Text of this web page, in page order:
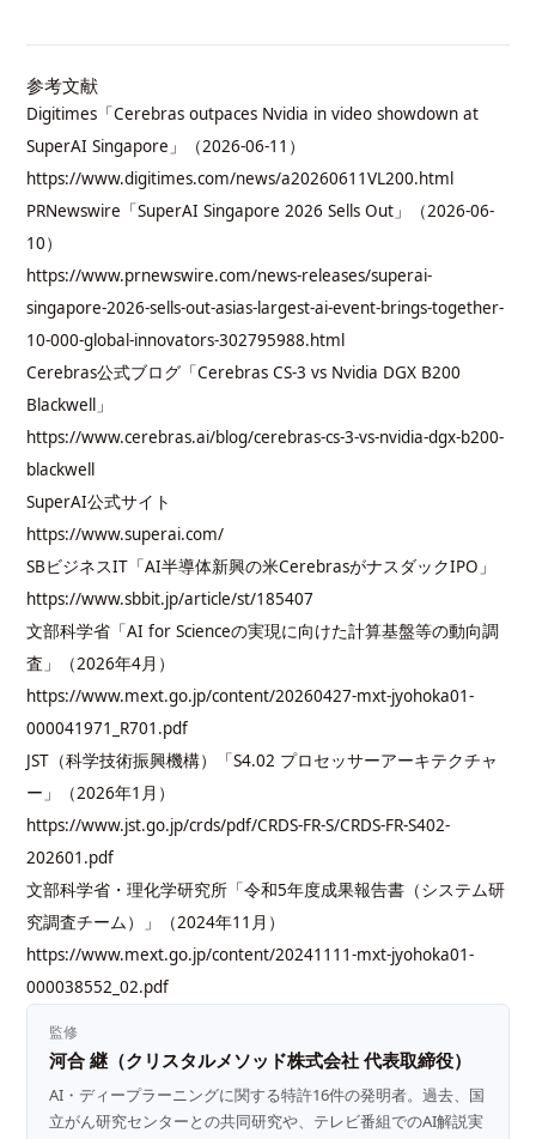
参考文献
Digitimes「Cerebras outpaces Nvidia in video showdown at
SuperAI Singapore」（2026-06-11）
https://www.digitimes.com/news/a20260611VL200.html
PRNewswire「SuperAI Singapore 2026 Sells Out」（2026-06-
10）
https://www.prnewswire.com/news-releases/superai-
singapore-2026-sells-out-asias-largest-ai-event-brings-together-
10-000-global-innovators-302795988.html
Cerebras公式ブログ「Cerebras CS-3 vs Nvidia DGX B200
Blackwell」
https://www.cerebras.ai/blog/cerebras-cs-3-vs-nvidia-dgx-b200-
blackwell
SuperAI公式サイト
https://www.superai.com/
SBビジネスIT「AI半導体新興の米CerebrasがナスダックIPO」
https://www.sbbit.jp/article/st/185407
文部科学省「AI for Scienceの実現に向けた計算基盤等の動向調
査」（2026年4月）
https://www.mext.go.jp/content/20260427-mxt-jyohoka01-
000041971_R701.pdf
JST（科学技術振興機構）「S4.02 プロセッサーアーキテクチャ
ー」（2026年1月）
https://www.jst.go.jp/crds/pdf/CRDS-FR-S/CRDS-FR-S402-
202601.pdf
文部科学省・理化学研究所「令和5年度成果報告書（システム研
究調査チーム）」（2024年11月）
https://www.mext.go.jp/content/20241111-mxt-jyohoka01-
000038552_02.pdf
監修
河合 継（クリスタルメソッド株式会社 代表取締役）
AI・ディープラーニングに関する特許16件の発明者。過去、国
立がん研究センターとの共同研究や、テレビ番組でのAI解説実